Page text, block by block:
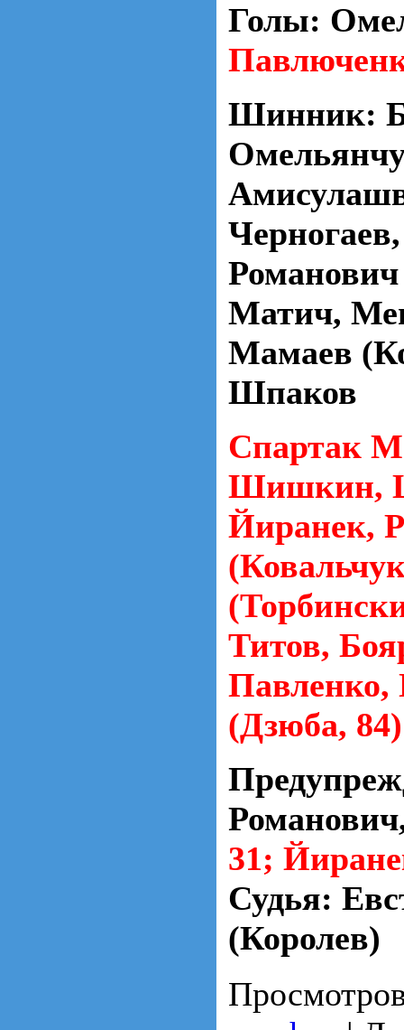
Голы:
Шинник:
Матич,
Мамаев
Шпаков
Спартак
Шишкин,
Йиранек,
Титов,
Павленко,
(Дзюба, 84)
31;
Судья:
(Королев)